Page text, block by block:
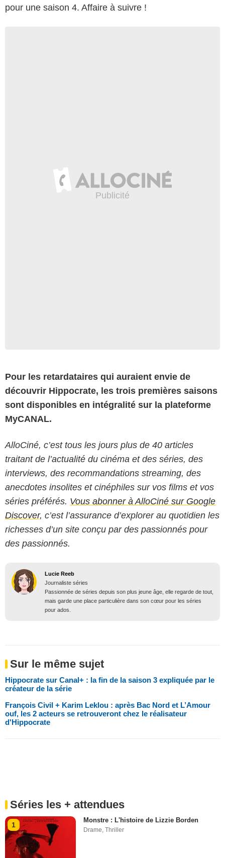
pour une saison 4. Affaire à suivre !
Pour les retardataires qui auraient envie de
découvrir Hippocrate, les trois premières saisons
sont disponibles en intégralité sur la plateforme
MyCANAL.
AlloCiné, c’est tous les jours plus de 40 articles
traitant de l’actualité du cinéma et des séries, des
interviews, des recommandations streaming, des
anecdotes insolites et cinéphiles sur vos films et vos
séries préférés. Vous abonner à AlloCiné sur Google
Discover, c’est l’assurance d’explorer au quotidien les
richesses d’un site conçu par des passionnés pour
des passionnés.
Lucie Reeb
Journaliste séries
Passionnée de séries depuis son plus jeune âge, elle regarde de tout,
mais garde une place particulière dans son cœur pour les séries
pour ados.
Sur le même sujet
Hippocrate sur Canal+ : la fin de la saison 3 expliquée par le
créateur de la série
François Civil + Karim Leklou : après Bac Nord et L’Amour
ouf, les 2 acteurs se retrouveront chez le réalisateur
d'Hippocrate
Séries les + attendues
1
Monstre : L'histoire de Lizzie Borden
Drame ,Thriller